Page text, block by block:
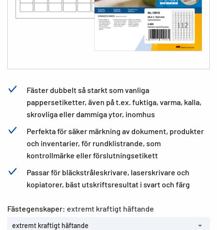
Fäster dubbelt så starkt som vanliga
pappersetiketter, även på t.ex. fuktiga, varma, kalla,
skrovliga eller dammiga ytor, inomhus
Perfekta för säker märkning av dokument, produkter
och inventarier, för rundklistrande, som
kontrollmärke eller förslutningsetikett
Passar för bläckstråleskrivare, laserskrivare och
kopiatorer, bäst utskriftsresultat i svart och färg
Fästegenskaper: extremt kraftigt häftande
extremt kraftigt häftande